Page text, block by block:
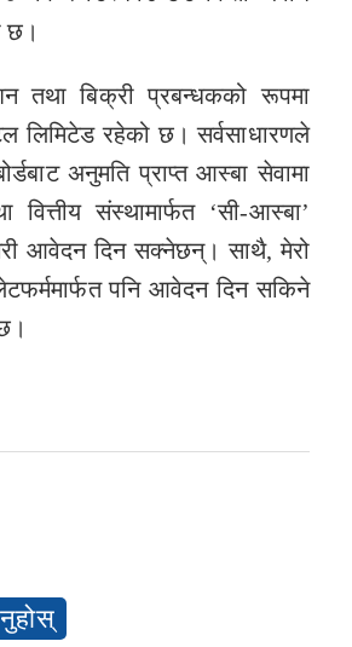
छ।
तथा बिक्री प्रबन्धकको रूपमा
लिमिटेड रहेको छ। सर्वसाधारणले
अनुमति प्राप्त आस्बा सेवामा
संस्थामार्फत ‘सी-आस्बा’
आवेदन दिन सक्नेछन्। साथै, मेरो
पनि आवेदन दिन सकिने